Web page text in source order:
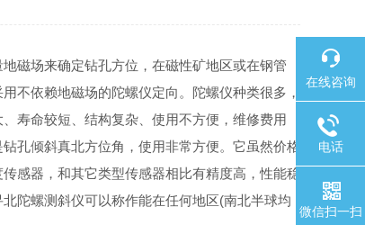
磁场来确定钻孔方位，在磁性矿地区或在钢管
不依赖地磁场的陀螺仪定向。陀螺仪种类很多，
寿命较短、结构复杂、使用不方便，维修费用
孔倾斜真北方位角，使用非常方便。它虽然价格
感器，和其它类型传感器相比有精度高，性能稳
陀螺测斜仪可以称作能在任何地区(南北半球均
在线咨询
电话
微信扫一扫